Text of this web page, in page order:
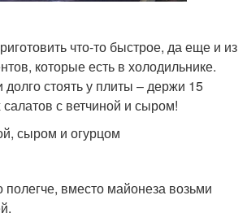
что-то быстрое, да еще и из
которые есть в холодильнике.
долго стоять у плиты – держи 15
с ветчиной и сыром!
сыром и огурцом
полегче, вместо майонеза возьми